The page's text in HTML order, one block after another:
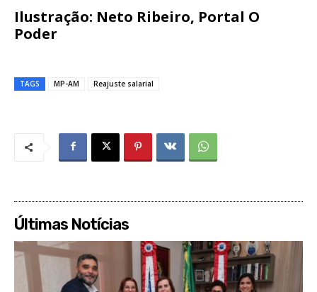
Ilustração: Neto Ribeiro, Portal O
Poder
TAGS MP-AM Reajuste salarial
Últimas Notícias